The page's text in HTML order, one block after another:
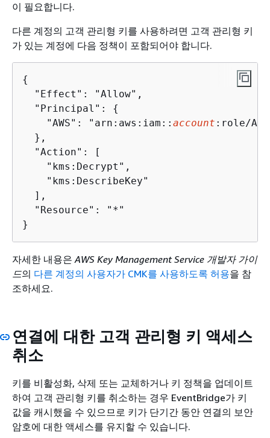
이 필요합니다.
다른 계정의 고객 관리형 키를 사용하려면 고객 관리형 키
가 있는 계정에 다음 정책이 포함되어야 합니다.
{
  "Effect": "Allow",
  "Principal":
{
    "AWS": "arn:aws:iam::
account :role/
  },
  "Action": [
    "kms:Decrypt",
    "kms:DescribeKey"
  ],
  "Resource": "*"
}
자세한 내용은 AWS Key Management Service 개발자 가이
드의 다른 계정의 사용자가 CMK를 사용하도록 허용을 참
조하세요.
연결에 대한 고객 관리형 키 액세스
취소
키를 비활성화, 삭제 또는 교체하거나 키 정책을 업데이트
하여 고객 관리형 키를 취소하는 경우 EventBridge가 키
값을 캐시했을 수 있으므로 키가 단기간 동안 연결의 보안
암호에 대한 액세스를 유지할 수 있습니다.